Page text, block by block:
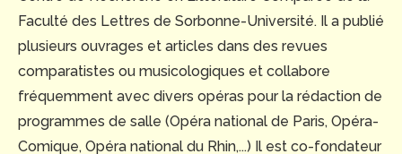
Faculté des Lettres de Sorbonne-Université. Il a publié
plusieurs ouvrages et articles dans des revues
comparatistes ou musicologiques et collabore
fréquemment avec divers opéras pour la rédaction de
programmes de salle (Opéra national de Paris, Opéra-
Comique, Opéra national du Rhin,...) Il est co-fondateur